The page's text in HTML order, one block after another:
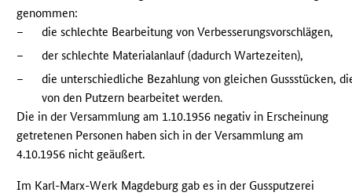
genommen:
–
die schlechte Bearbeitung von Verbesserungsvorschlägen,
–
der schlechte Materialanlauf (dadurch Wartezeiten),
–
die unterschiedliche Bezahlung von gleichen Gussstücken,
von den Putzern bearbeitet werden.
Die in der Versammlung am 1.10.1956 negativ in Erscheinung
getretenen Personen haben sich in der Versammlung am
4.10.1956 nicht geäußert.
Im Karl-Marx-Werk Magdeburg gab es in der Gussputzerei